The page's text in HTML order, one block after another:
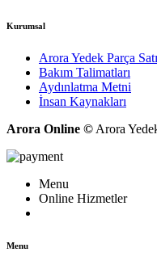
Kurumsal
Arora Yedek Parça
Bakım Talimatları
Aydınlatma Metni
İnsan Kaynakları
Arora Online © Arora
Menu
Online Hizmetler
Menu